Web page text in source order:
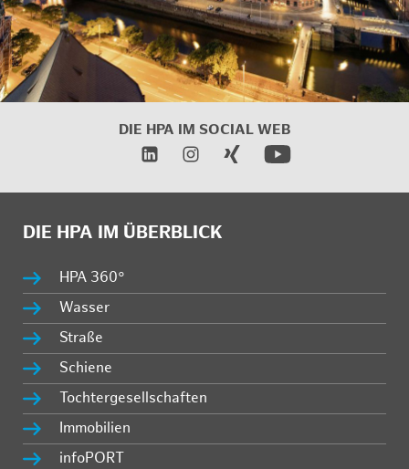
DIE HPA IM SOCIAL WEB
DIE HPA IM ÜBERBLICK
HPA 360°
Wasser
Straße
Schiene
Tochtergesellschaften
Immobilien
infoPORT